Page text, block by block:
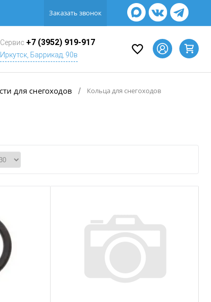
Заказать звонок
Сервис +7 (3952) 919-917
Иркутск, Баррикад, 90в
для снегоходов / Кольца для снегоходов